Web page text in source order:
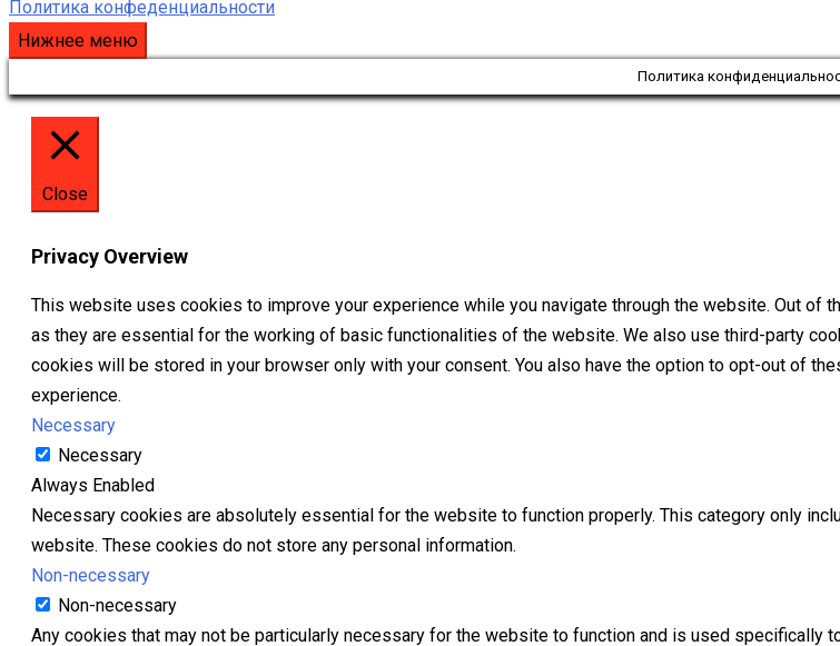
Политика конфеденциальности
Нижнее меню
Политика
Close
Privacy Overview
This website uses cookies to improve your experience while you navigate through the website. Out
as they are essential for the working of basic functionalities of the website. We also use third-party
cookies will be stored in your browser only with your consent. You also have the option to opt-out of
experience.
Necessary
Necessary
Always Enabled
Necessary cookies are absolutely essential for the website to function properly. This category only
website. These cookies do not store any personal information.
Non-necessary
Non-necessary
Any cookies that may not be particularly necessary for the website to function and is used specifically